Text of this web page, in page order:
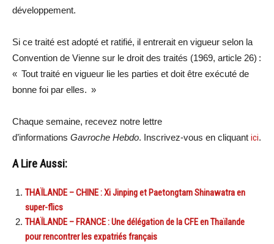
développement.
Si ce traité est adopté et ratifié, il entrerait en vigueur selon la
Convention de Vienne sur le droit des traités (1969, article 26) :
« Tout traité en vigueur lie les parties et doit être exécuté de
bonne foi par elles. »
Chaque semaine, recevez notre lettre
d’informations Gavroche Hebdo. Inscrivez-vous en cliquant ici.
A Lire Aussi:
THAÏLANDE – CHINE : Xi Jinping et Paetongtarn Shinawatra en
super-flics
THAÏLANDE – FRANCE : Une délégation de la CFE en Thaïlande
pour rencontrer les expatriés français